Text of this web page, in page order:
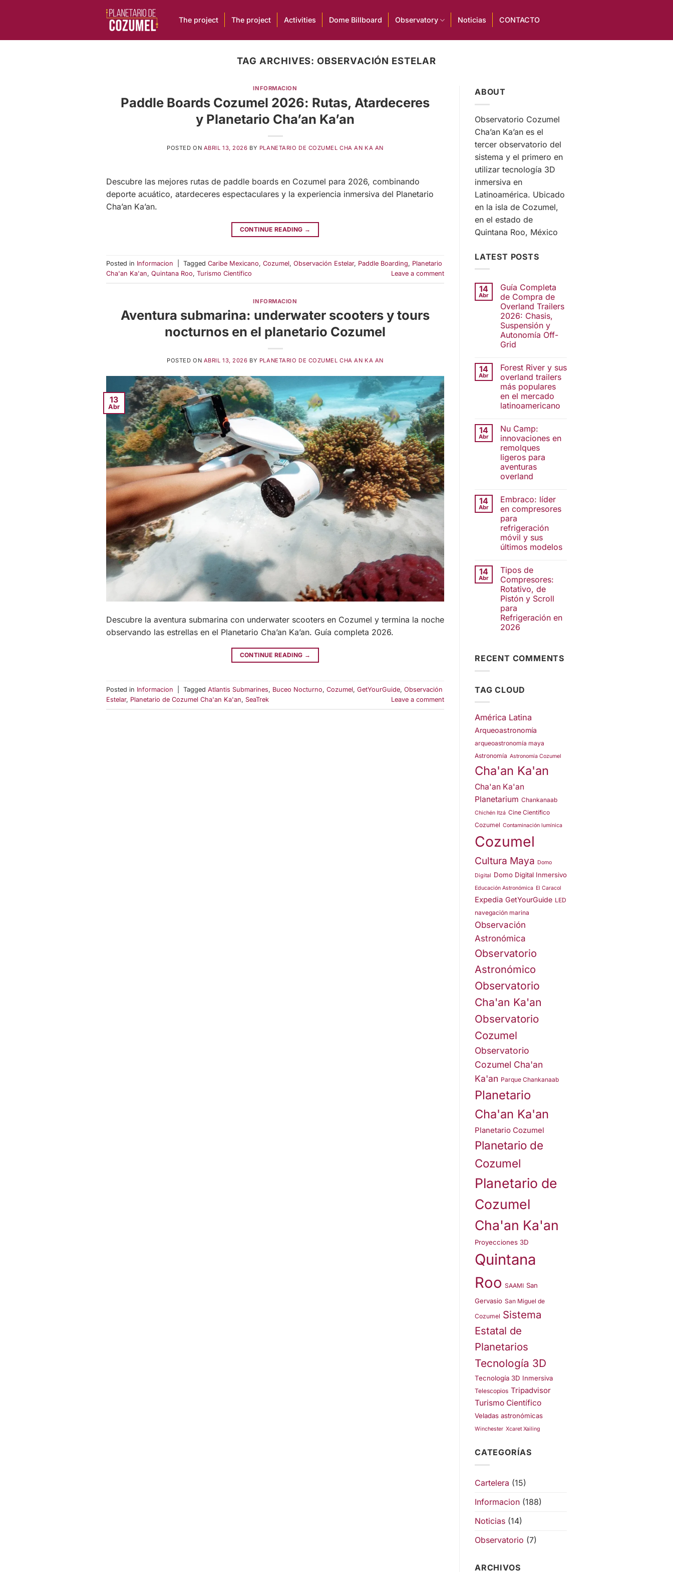
The project The project Activities Dome Billboard Observatory Noticias CONTACTO
TAG ARCHIVES:OBSERVACIÓN ESTELAR
INFORMACION
Paddle Boards Cozumel 2026: Rutas, Atardeceres
y Planetario Cha’an Ka’an
POSTED ON ABRIL 13, 2026 BY PLANETARIO DE COZUMEL CHA AN KA AN
Descubre las mejores rutas de paddle boards en Cozumel para 2026, combinando
deporte acuático, atardeceres espectaculares y la experiencia inmersiva del Planetario
Cha’an Ka’an.
CONTINUE READING →
Posted in Informacion Tagged Caribe Mexicano, Cozumel, Observación Estelar, Paddle Boarding, Planetario
Cha'an Ka'an, Quintana Roo, Turismo Científico Leave a comment
INFORMACION
Aventura submarina: underwater scooters y tours
nocturnos en el planetario Cozumel
POSTED ON ABRIL 13, 2026 BY PLANETARIO DE COZUMEL CHA AN KA AN
13
Abr
Descubre la aventura submarina con underwater scooters en Cozumel y termina la noche
observando las estrellas en el Planetario Cha’an Ka’an. Guía completa 2026.
CONTINUE READING →
Posted in Informacion Tagged Atlantis Submarines, Buceo Nocturno, Cozumel, GetYourGuide, Observación
Estelar, Planetario de Cozumel Cha'an Ka'an, SeaTrek Leave a comment
ABOUT
Observatorio Cozumel
Cha’an Ka’an es el
tercer observatorio del
sistema y el primero en
utilizar tecnología 3D
inmersiva en
Latinoamérica. Ubicado
en la isla de Cozumel,
en el estado de
Quintana Roo, México
LATEST POSTS
14
Abr
Guía Completa
de Compra de
Overland Trailers
2026: Chasis,
Suspensión y
Autonomía Off-
Grid
14
Abr
Forest River y sus
overland trailers
más populares
en el mercado
latinoamericano
14
Abr
Nu Camp:
innovaciones en
remolques
ligeros para
aventuras
overland
14
Abr
Embraco: líder
en compresores
para
refrigeración
móvil y sus
últimos modelos
14
Abr
Tipos de
Compresores:
Rotativo, de
Pistón y Scroll
para
Refrigeración en
2026
RECENT COMMENTS
TAG CLOUD
América Latina
Arqueoastronomía
arqueoastronomía maya
Astronomía Astronomía Cozumel
Cha'an Ka'an
Cha'an Ka'an
Planetarium Chankanaab
Chichén Itzá Cine Científico
Cozumel Contaminación lumínica
Cozumel
Cultura Maya
Domo
Digital Domo Digital Inmersivo
Educación Astronómica El Caracol
Expedia GetYourGuide LED
navegación marina
Observación
Astronómica
Observatorio
Astronómico
Observatorio
Cha'an Ka'an
Observatorio
Cozumel
Observatorio
Cozumel Cha'an
Ka'an Parque Chankanaab
Planetario
Cha'an Ka'an
Planetario Cozumel
Planetario de
Cozumel
Planetario de
Cozumel
Cha'an Ka'an
Proyecciones 3D
Quintana
Roo SAAMI San
Gervasio San Miguel de
Cozumel Sistema
Estatal de
Planetarios
Tecnología 3D
Tecnología 3D Inmersiva
Telescopios Tripadvisor
Turismo Científico
Veladas astronómicas
Winchester Xcaret Xailing
CATEGORÍAS
Cartelera (15)
Informacion (188)
Noticias (14)
Observatorio (7)
ARCHIVOS